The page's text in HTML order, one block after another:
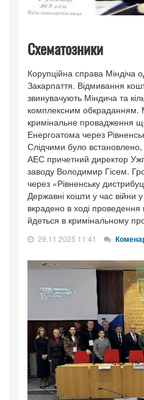
Схематозники
Корупційна справа Міндіча
Закарпаття. Відмивання
звинувачують Міндича та
комплексним обкраданням.
кримінальне провадження
Енергоатома через
Слідчими було
АЕС причетний директор
заводу Володимир Гісем.
через «Рівненську
Державні кошти у час війни
вкрадено в ході проведення
йдеться в кримінальному
29.11.2025 11:41